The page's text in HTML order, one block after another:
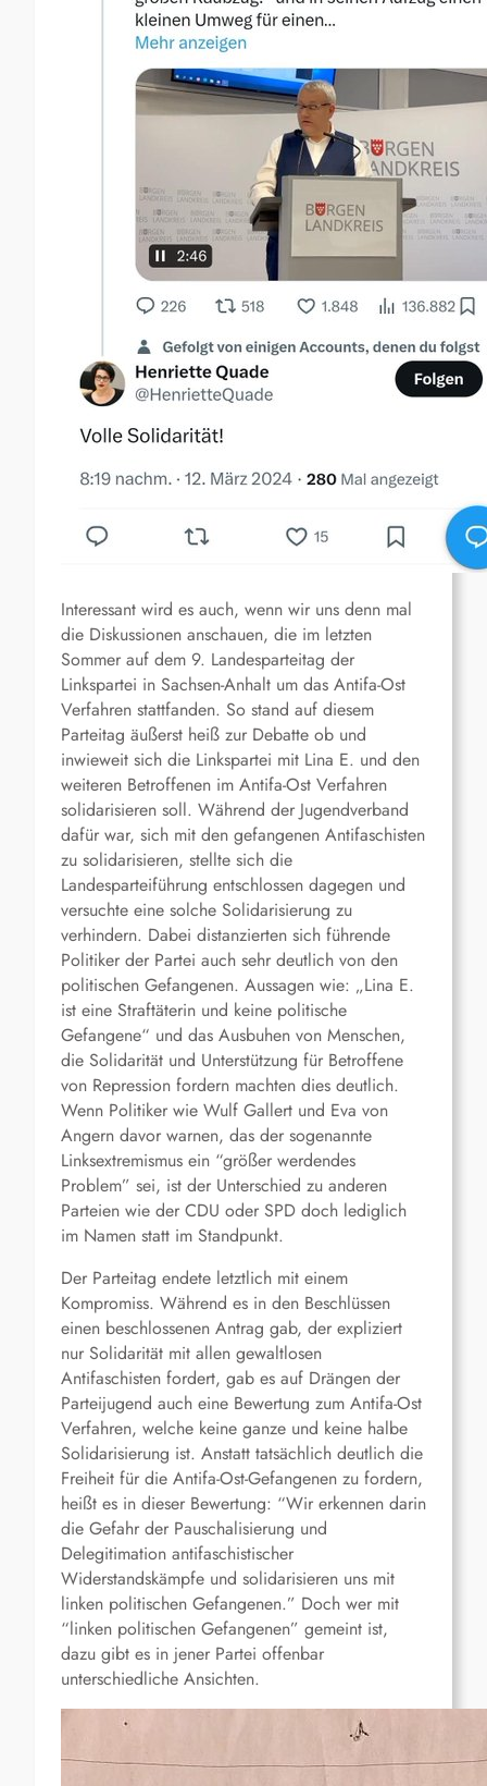
Interessant wird es auch, wenn wir uns denn mal
die Diskussionen anschauen, die im letzten
Sommer auf dem 9. Landesparteitag der
Linkspartei in Sachsen-Anhalt um das Antifa-Ost
Verfahren stattfanden. So stand auf diesem
Parteitag äußerst heiß zur Debatte ob und
inwieweit sich die Linkspartei mit Lina E. und den
weiteren Betroffenen im Antifa-Ost Verfahren
solidarisieren soll. Während der Jugendverband
dafür war, sich mit den gefangenen Antifaschisten
zu solidarisieren, stellte sich die
Landesparteiführung entschlossen dagegen und
versuchte eine solche Solidarisierung zu
verhindern. Dabei distanzierten sich führende
Politiker der Partei auch sehr deutlich von den
politischen Gefangenen. Aussagen wie: „Lina E.
ist eine Straftäterin und keine politische
Gefangene“ und das Ausbuhen von Menschen,
die Solidarität und Unterstützung für Betroffene
von Repression fordern machten dies deutlich.
Wenn Politiker wie Wulf Gallert und Eva von
Angern davor warnen, das der sogenannte
Linksextremismus ein “größer werdendes
Problem” sei, ist der Unterschied zu anderen
Parteien wie der CDU oder SPD doch lediglich
im Namen statt im Standpunkt.
Der Parteitag endete letztlich mit einem
Kompromiss. Während es in den Beschlüssen
einen beschlossenen Antrag gab, der expliziert
nur Solidarität mit allen gewaltlosen
Antifaschisten fordert, gab es auf Drängen der
Parteijugend auch eine Bewertung zum Antifa-Ost
Verfahren, welche keine ganze und keine halbe
Solidarisierung ist. Anstatt tatsächlich deutlich die
Freiheit für die Antifa-Ost-Gefangenen zu fordern,
heißt es in dieser Bewertung: “Wir erkennen darin
die Gefahr der Pauschalisierung und
Delegitimation antifaschistischer
Widerstandskämpfe und solidarisieren uns mit
linken politischen Gefangenen.” Doch wer mit
“linken politischen Gefangenen” gemeint ist,
dazu gibt es in jener Partei offenbar
unterschiedliche Ansichten.